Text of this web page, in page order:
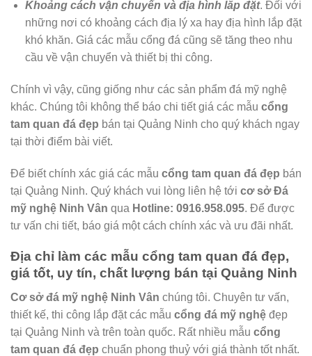
Khoảng cách vận chuyển và địa hình lắp đặt. Đối với
những nơi có khoảng cách địa lý xa hay địa hình lắp đặt
khó khăn. Giá các mẫu cổng đá cũng sẽ tăng theo nhu
cầu về vận chuyển và thiết bị thi công.
Chính vì vậy, cũng giống như các sản phẩm đá mỹ nghệ
khác. Chúng tôi không thể báo chi tiết giá các mẫu cổng
tam quan đá đẹp bán tại Quảng Ninh cho quý khách ngay
tại thời điểm bài viết.
Để biết chính xác giá các mẫu cổng tam quan đá đẹp bán
tại Quảng Ninh. Quý khách vui lòng liên hệ tới cơ sở Đá
mỹ nghệ Ninh Vân qua Hotline: 0916.958.095. Để được
tư vấn chi tiết, báo giá một cách chính xác và ưu đãi nhất.
Địa chỉ làm các mẫu cổng tam quan đá đẹp,
giá tốt, uy tín, chất lượng bán tại Quảng Ninh
Cơ sở đá mỹ nghệ Ninh Vân chúng tôi. Chuyên tư vấn,
thiết kế, thi công lắp đặt các mẫu cổng đá mỹ nghệ đẹp
tại Quảng Ninh và trên toàn quốc. Rất nhiều mẫu cổng
tam quan đá đẹp chuẩn phong thuỷ với giá thành tốt nhất.